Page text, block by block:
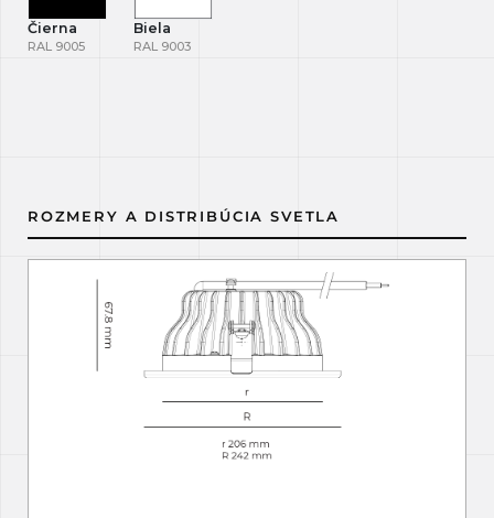
Čierna
RAL 9005
Biela
RAL 9003
ROZMERY A DISTRIBÚCIA SVETLA